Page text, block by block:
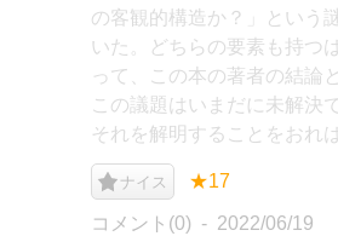
の客観的構造か？」という
いた。どちらの要素も持つ
って、この本の著者の結論
この議題はいまだに未解決
それを解明することをおれ
ナイス ★17
コメント(0) 2022/06/19